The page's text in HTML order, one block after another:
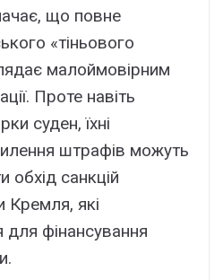
що повне
«тіньового
малоймовірним
Проте навіть
суден, їхні
штрафів можуть
обхід санкцій
Кремля, які
фінансування